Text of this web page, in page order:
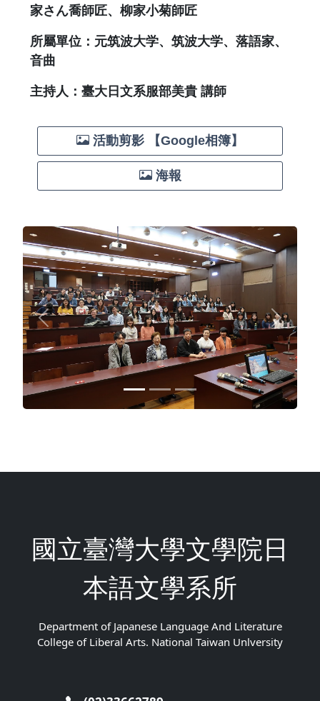
家さん喬師匠、柳家小菊師匠
所屬單位：元筑波大学、筑波大学、落語家、
音曲
主持人：臺大日文系服部美貴 講師
活動剪影 【Google相簿】
海報
Previous Next
國立臺灣大學文學院日
本語文學系所
Department of Japanese Language And Literature
College of Liberal Arts. National Taiwan Unlversity